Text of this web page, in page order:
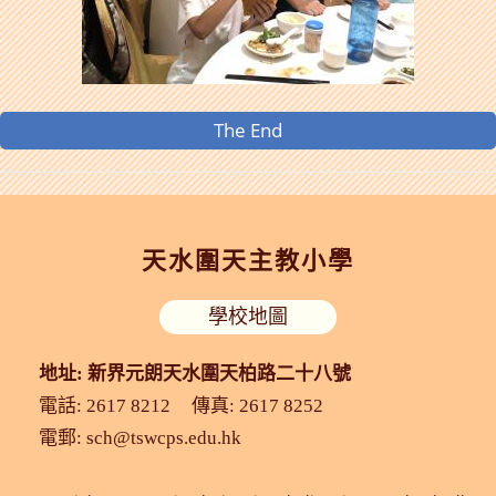
The End
天水圍天主教小學
地址: 新界元朗天水圍天柏路二十八號
學校地圖
電話: 2617 8212
傳真: 2617 8252
電郵: sch@tswcps.edu.hk